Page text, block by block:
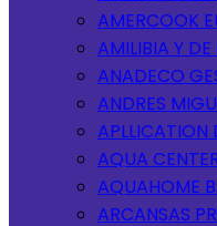
AMERCOOK
AMILIBIA Y DE
ANADECO
ANDRES
APLLICATION
AQUA
AQUAHOME
ARCANSAS